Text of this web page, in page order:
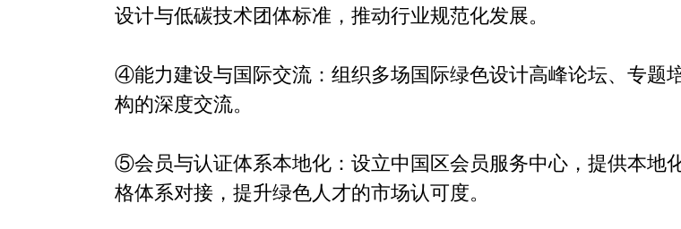
设计与低碳技术团体标准，推动行业规范化发展。
④能力建设与国际交流：组织多场国际绿色设计高峰论坛、专题
构的深度交流。
⑤会员与认证体系本地化：设立中国区会员服务中心，提供本地
格体系对接，提升绿色人才的市场认可度。